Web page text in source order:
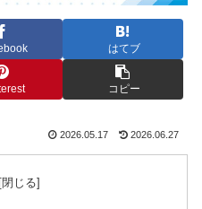
はてブ
コピー
2026.05.17 2026.06.27